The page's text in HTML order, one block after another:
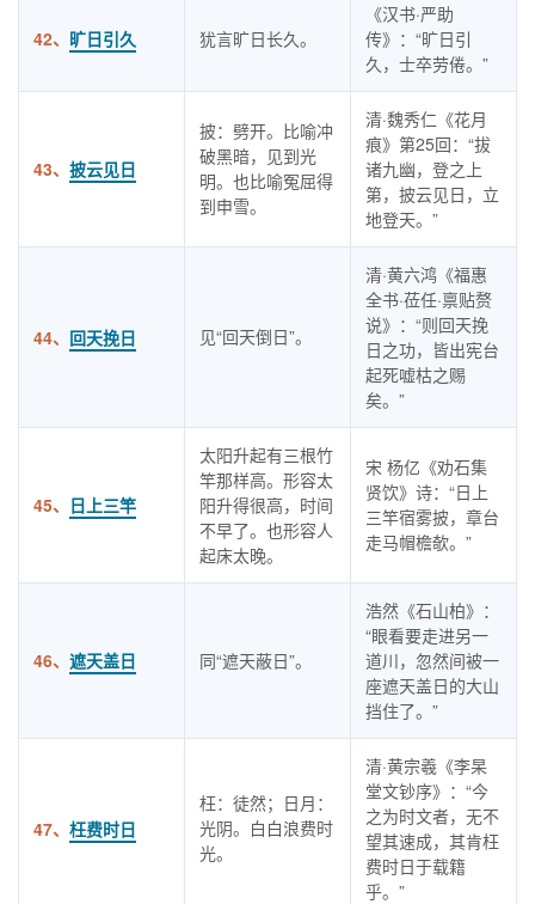
42、 旷日引久 犹言旷日长久。
《汉书·严助
传》：“旷日引
久，士卒劳倦。”
43、 披云见日
披：劈开。比喻冲
破黑暗，见到光
明。也比喻冤屈得
到申雪。
清·魏秀仁《花月
痕》第25回：“拔
诸九幽，登之上
第，披云见日，立
地登天。”
44、 回天挽日 见“回天倒日”。
清·黄六鸿《福惠
全书·莅任·禀贴赘
说》：“则回天挽
日之功，皆出宪台
起死嘘枯之赐
矣。”
45、 日上三竿
太阳升起有三根竹
竿那样高。形容太
阳升得很高，时间
不早了。也形容人
起床太晚。
宋 杨亿《劝石集
贤饮》诗：“日上
三竿宿雾披，章台
走马帽檐欹。”
46、 遮天盖日 同“遮天蔽日”。
浩然《石山柏》：
“眼看要走进另一
道川，忽然间被一
座遮天盖日的大山
挡住了。”
47、 枉费时日
枉：徒然；日月：
光阴。白白浪费时
光。
清·黄宗羲《李杲
堂文钞序》：“今
之为时文者，无不
望其速成，其肯枉
费时日于载籍
乎。”